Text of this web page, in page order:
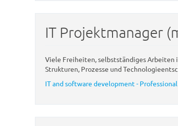
IT Projektmanager
Viele Freiheiten, selbstständiges Arbeiten
Strukturen, Prozesse und
IT and software development -